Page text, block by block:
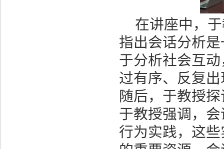
在讲座中，
指出会话分析
于分析社会互
过有序、反复
随后，于教授
于教授强调，
行为实践，这